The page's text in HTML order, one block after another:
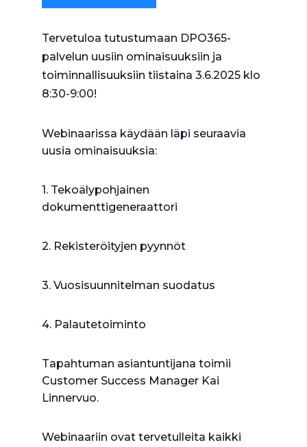
Tervetuloa tutustumaan DPO365-
palvelun uusiin ominaisuuksiin ja
toiminnallisuuksiin tiistaina 3.6.2025 klo
8:30-9:00!
Webinaarissa käydään läpi seuraavia
uusia ominaisuuksia:
1. Tekoälypohjainen
dokumenttigeneraattori
2. Rekisteröityjen pyynnöt
3. Vuosisuunnitelman suodatus
4. Palautetoiminto
Tapahtuman asiantuntijana toimii
Customer Success Manager Kai
Linnervuo.
Webinaariin ovat tervetulleita kaikki